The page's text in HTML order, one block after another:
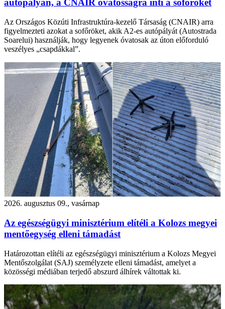
autópályán, a CNAIR óvatosságra inti a sofőröket
Az Országos Közúti Infrastruktúra-kezelő Társaság (CNAIR) arra
figyelmezteti azokat a sofőröket, akik A2-es autópályát (Autostrada
Soarelui) használják, hogy legyenek óvatosak az úton előforduló
veszélyes „csapdákkal”.
2026. augusztus 09., vasárnap
Az egészségügyi minisztérium elítéli a Kolozs megyei
mentőegység elleni támadást
Határozottan elítéli az egészségügyi minisztérium a Kolozs Megyei
Mentőszolgálat (SAJ) személyzete elleni támadást, amelyet a
közösségi médiában terjedő abszurd álhírek váltottak ki.